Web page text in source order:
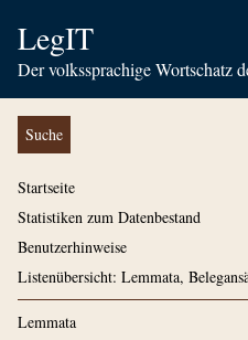
LegIT
Der volkssprachige Wortschatz
Suche
Startseite
Statistiken zum Datenbestand
Benutzerhinweise
Listenübersicht: Lemmata,
Lemmata